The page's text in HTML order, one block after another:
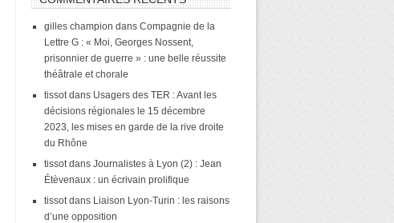
gilles champion dans Compagnie de la
Lettre G : « Moi, Georges Nossent,
prisonnier de guerre » : une belle réussite
théâtrale et chorale
tissotdans Usagers des TER : Avant les
décisions régionales le 15 décembre
2023, les mises en garde de la rive droite
du Rhône
tissotdans Journalistes à Lyon (2) : Jean
Étèvenaux : un écrivain prolifique
tissotdans Liaison Lyon-Turin : les raisons
d’une opposition